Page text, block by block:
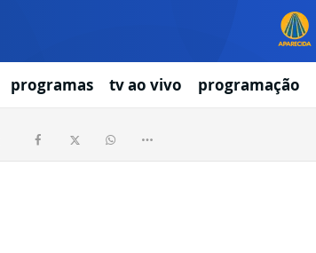
programas tv ao vivo programação